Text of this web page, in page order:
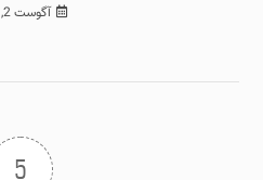
آگوست 2, 2026
5